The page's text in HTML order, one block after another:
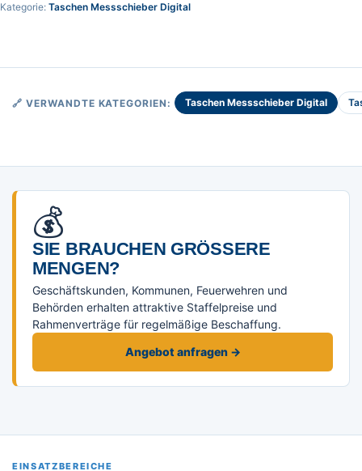
Kategorie: Taschen Messschieber Digital
🔗 VERWANDTE KATEGORIEN: Taschen Messschieber Digital
💰
SIE BRAUCHEN GRÖSSERE M
ENGEN?
Geschäftskunden, Kommunen, Feuerwehren und
Behörden erhalten attraktive Staffelpreise und
Rahmenverträge für regelmäßige Beschaffung.
Angebot anfragen →
EINSATZBEREICHE